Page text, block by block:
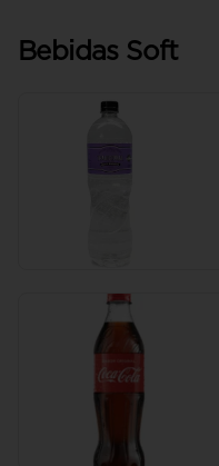
Bebidas Soft